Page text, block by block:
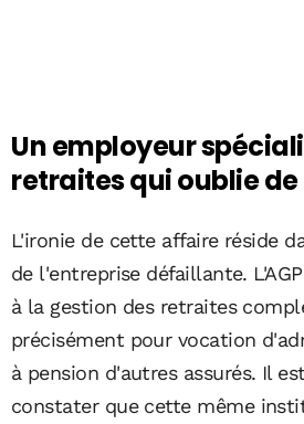
Un employeur
retraites qui oublie
L'ironie de cette affaire réside
de l'entreprise défaillante.
à la gestion des retraites
précisément pour vocation
à pension d'autres assurés. Il
constater que cette même